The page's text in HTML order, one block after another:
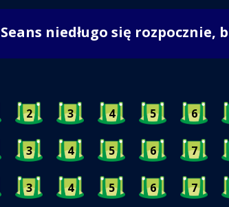
Seans niedługo się
2 3 4 5 6
3 4 5 6 7
3 4 5 6 7